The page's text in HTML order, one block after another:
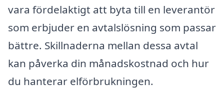
vara fördelaktigt att byta till en leverantör
som erbjuder en avtalslösning som passar
bättre. Skillnaderna mellan dessa avtal
kan påverka din månadskostnad och hur
du hanterar elförbrukningen.